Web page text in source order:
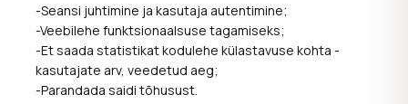
-Seansi juhtimine ja kasutaja autentimine;
-Veebilehe funktsionaalsuse tagamiseks;
-Et saada statistikat kodulehe külastavuse kohta -
kasutajate arv, veedetud aeg;
-Parandada saidi tõhusust.